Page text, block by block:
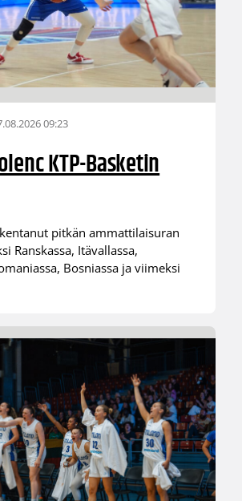
09:23
KTP-Basketin
pitkän ammattilaisuran
Ranskassa, Itävallassa,
Bosniassa ja viimeksi